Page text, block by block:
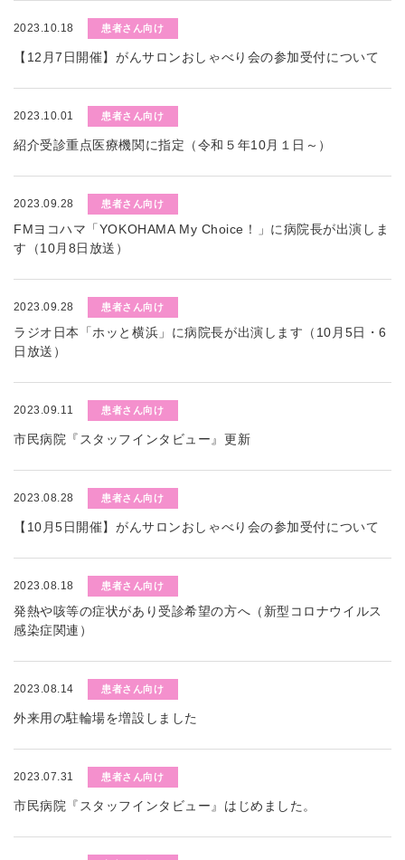
2023.10.18 患者さん向け
【12月7日開催】がんサロンおしゃべり会の参加受付について
2023.10.01 患者さん向け
紹介受診重点医療機関に指定（令和５年10月１日～）
2023.09.28 患者さん向け
FMヨコハマ「YOKOHAMA My Choice！」に病院長が出演しま
す（10月8日放送）
2023.09.28 患者さん向け
ラジオ日本「ホッと横浜」に病院長が出演します（10月5日・6
日放送）
2023.09.11 患者さん向け
市民病院『スタッフインタビュー』更新
2023.08.28 患者さん向け
【10月5日開催】がんサロンおしゃべり会の参加受付について
2023.08.18 患者さん向け
発熱や咳等の症状があり受診希望の方へ（新型コロナウイルス
感染症関連）
2023.08.14 患者さん向け
外来用の駐輪場を増設しました
2023.07.31 患者さん向け
市民病院『スタッフインタビュー』はじめました。